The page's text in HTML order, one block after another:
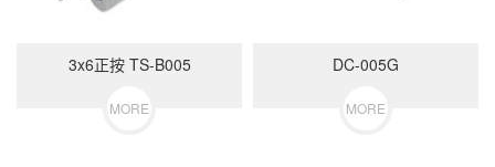
3x6正按 TS-B005
MORE
DC-005G
MORE